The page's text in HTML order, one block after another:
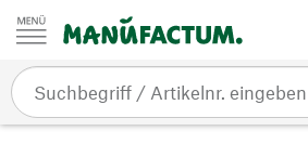
Zum Inhalt springen